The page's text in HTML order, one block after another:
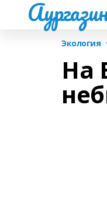
Экология
На